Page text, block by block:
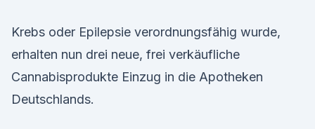
Krebs oder Epilepsie verordnungsfähig wurde,
erhalten nun drei neue, frei verkäufliche
Cannabisprodukte Einzug in die Apotheken
Deutschlands.